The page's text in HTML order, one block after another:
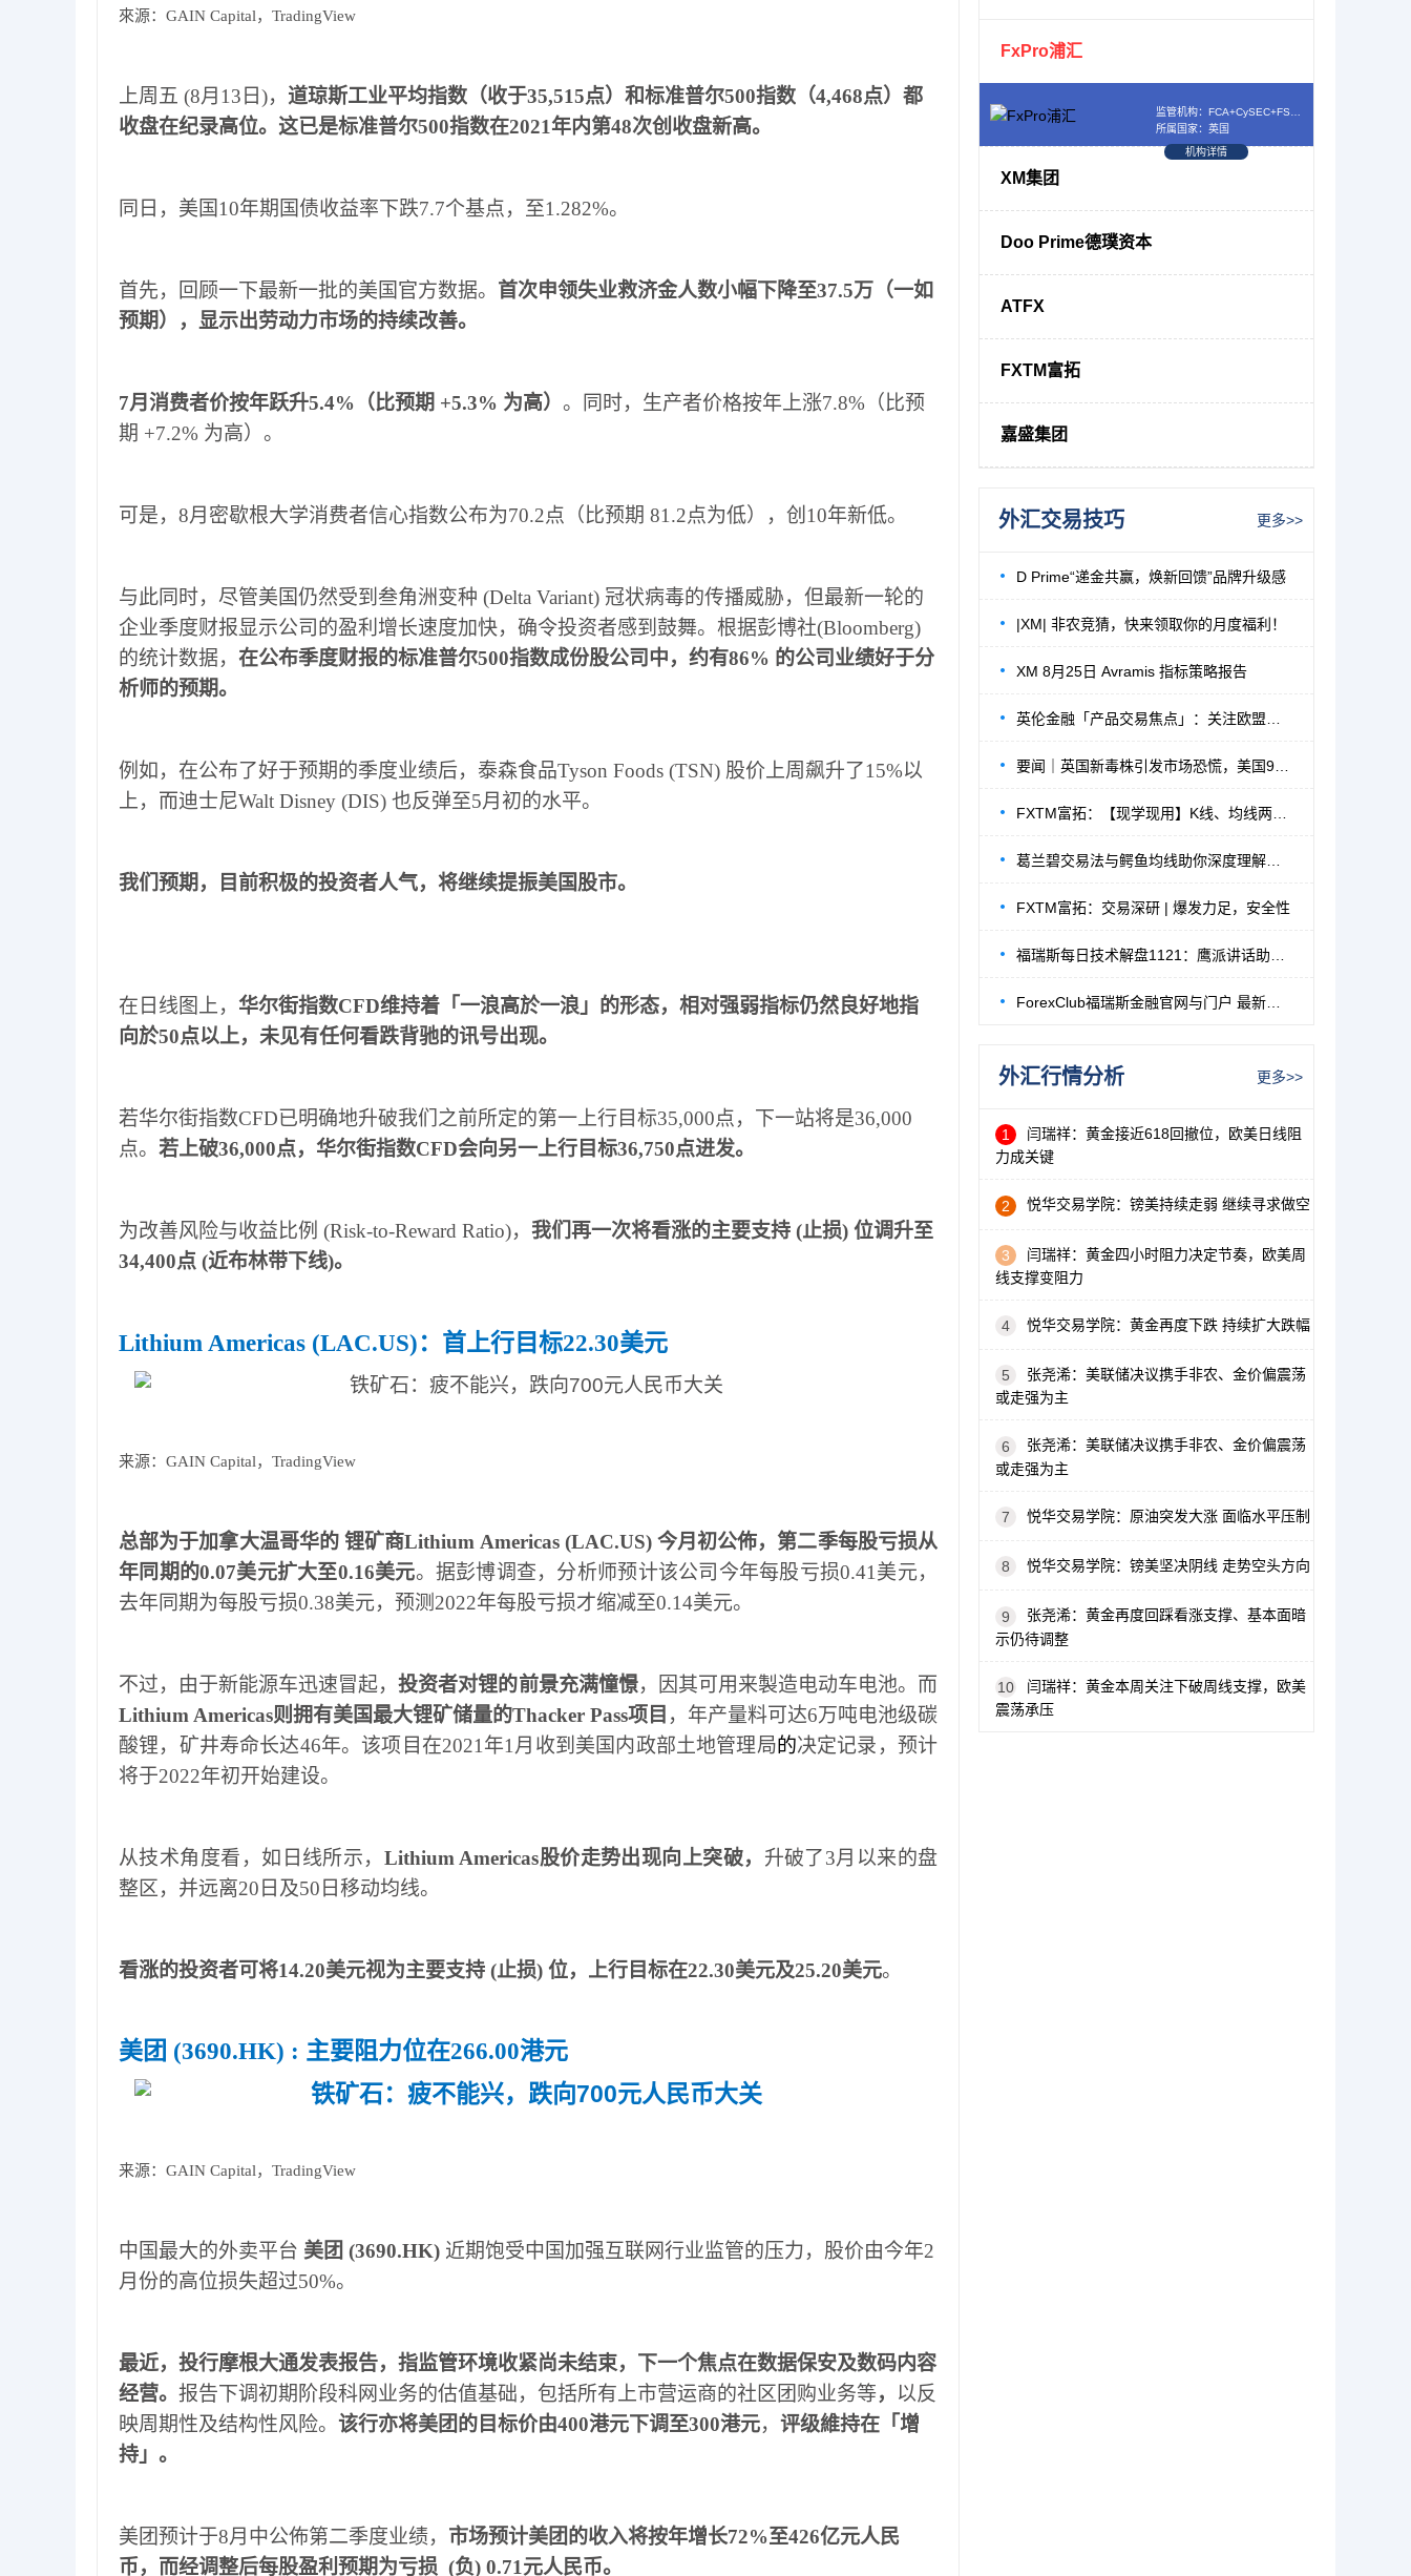
來源：GAIN Capital，TradingView
上周五 (8月 13 日)， 道琼斯工业平均指数 （收于35,515点） 和标准普尔500指数 （4,468点） 都
收盘在纪录高位。 这已是标准普尔500指数在2021年内第48次创收盘新高。
同日 ， 美国 10年期国债收益率下跌7.7个基点， 至1.282%。
首先， 回顾一下最新一批的美国官方数据。 首次申领失业救济金人数小幅下降至37.5万 （一如
预期）， 显示出劳动力市场的持续改善。
7月消费者价按年跃升5.4% （ 比预期 +5.3% 为高） 。 同时， 生产者价格按年上涨7.8% （ 比预
期 +7.2% 为高）。
可是， 8月密歇根大学消费者信心指数公布为70.2点 （ 比预期 81.2点为低）， 创 10年新低。
与此同时， 尽管美国仍然受到叁角洲变种 (Delta Variant) 冠状病毒的传播威胁， 但最新一轮的
企业季度财报显示公司的盈利增长速度加快， 确令投资者感到鼓舞。 根据彭博社(Bloomberg)
的统计数据， 在公布季度财报的标准普尔500指数成份股公司中， 约有86% 的公司业绩好于分
析师的预期。
例如 ， 在公布了好于预期的季度业绩后， 泰森食品Tyson Foods (TSN) 股价上周飙升了15%以
上 ， 而迪士尼Walt Disney (DIS) 也反弹至5月初的水平。
我们预期 ， 目前积极的投资者人气， 将继续提振美国股市。
在日线图上 ， 华尔街指数CFD维持着 「一浪高於一浪 」 的形态， 相对强弱指标仍然良好地指
向於50点以上， 未见有任何看跌背驰的讯号出现。
若华尔街指数CFD已明确地升破我们之前所定的第一上行目标35,000点， 下一站将是36,000
点。 若上破36,000点， 华尔街指数CFD会向另一上行目标36,750点进发。
为改善风险与收益比例 (Risk-to-Reward Ratio)， 我们再一次将看涨的主要支持 (止损) 位调升至
34,400点 (近布林带下线)。
Lithium Americas (LAC.US) ：首上行目标22.30美元
来源： GAIN Capital， TradingView
总部为于加拿大温哥华的 锂矿商Lithium Americas (LAC.US) 今月初公佈，第二季每股亏损从
年同期的0.07美元扩大至0.16美元。据彭博调查，分析师预计该公司今年每股亏损0.41 美元，
去年同期为每股亏损0.38美元，预测 2022年每股亏损才缩减至0.14美元。
不过，由于新能源车迅速冒起，投资者对锂的前景充满憧憬，因其可用来製造电动车电池。而
Lithium Americas则拥有美国最大锂矿储量的Thacker Pass项目 ，年产量料可达6万吨电池级碳
酸锂，矿井寿命长达46年。该项目在2021 年1 月收到美国内政部土地管理局的决定记录，预计
将于2022年初开始建设。
从技术角度看，如日线所示， Lithium Americas股价走势出现向上突破， 升破了3月以来的盘
整区，并远离20 日及50 日移动均线。
看涨的投资者可将14.20美元视为主要支持 (止损) 位，上行目标在22.30美元及25.20美元。
美团 (3690.HK) : 主要阻力位在266.00港元
来源： GAIN Capital， TradingView
中国最大的外卖平台 美团 (3690.HK) 近期饱受中国加强互联网行业监管的压力，股价由今年2
月份的高位损失超过50%。
最近，投行摩根大通发表报告，指监管环境收紧尚未结束，下一个焦点在数据保安及数码内容
经营。 报告下调初期阶段科网业务的估值基础，包括所有上市营运商的社区团购业务等， 以反
映周期性及结构性风险。 该行亦将美团的目标价由400港元下调至300港元， 评级維持在「增
持」。
美团预计于8月中公佈第二季度业绩， 市场预计美团的收入将按年增长72%至426亿元人民
币，而经调整后每股盈利预期为亏损 (负) 0.71元人民币。
FxPro浦汇
所属国家：英国
机构详情
XM集团
Doo Prime德璞资本
ATFX
FXTM富拓
嘉盛集团
外汇交易技巧 更多>>
D Prime“递金共赢，焕新回馈”品牌升级感
|XM| 非农竞猜，快来领取你的月度福利！
XM 8月25日 Avramis 指标策略报告
FXTM富拓：交易深研 | 爆发力足，安全性
外汇行情分析 更多>>
1
闫瑞祥：黄金接近618回撤位，欧美日线阻
力成关键
2 悦华交易学院：镑美持续走弱 继续寻求做空
3
闫瑞祥：黄金四小时阻力决定节奏，欧美周
线支撑变阻力
4 悦华交易学院：黄金再度下跌 持续扩大跌幅
5
张尧浠：美联储决议携手非农、金价偏震荡
或走强为主
6
张尧浠：美联储决议携手非农、金价偏震荡
或走强为主
7 悦华交易学院：原油突发大涨 面临水平压制
8 悦华交易学院：镑美坚决阴线 走势空头方向
9
张尧浠：黄金再度回踩看涨支撑、基本面暗
示仍待调整
10
闫瑞祥：黄金本周关注下破周线支撑，欧美
震荡承压